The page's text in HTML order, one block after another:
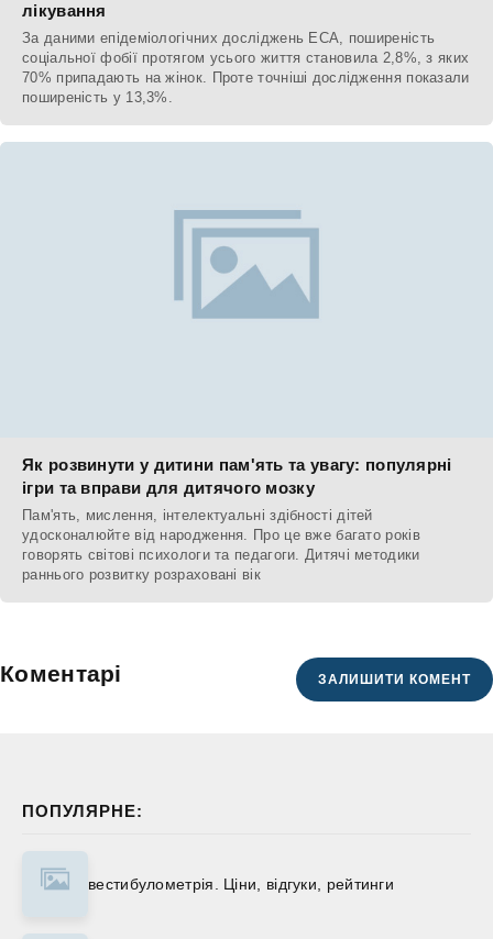
ПОПУЛЯРНЕ:
вестибулометрія. Ціни, відгуки, рейтинги
лікування
За даними епідеміологічних досліджень ECA, поширеність
соціальної фобії протягом усього життя становила 2,8%, з яких
70% припадають на жінок. Проте точніші дослідження показали
поширеність у 13,3%.
Як розвинути у дитини пам'ять та увагу: популярні
ігри та вправи для дитячого мозку
Пам'ять, мислення, інтелектуальні здібності дітей
удосконалюйте від народження. Про це вже багато років
говорять світові психологи та педагоги. Дитячі методики
раннього розвитку розраховані вік
Коментарі ЗАЛИШИТИ КОМЕНТ